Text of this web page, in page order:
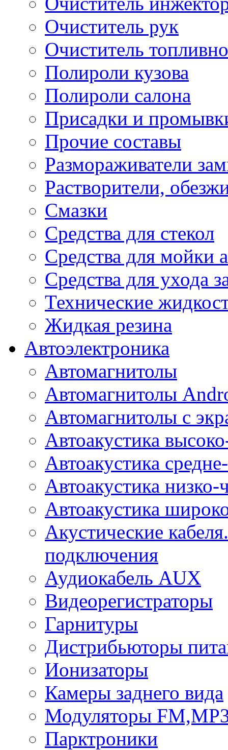
Очиститель рук
Очиститель
Полироли кузова
Полироли салона
Присадки и
Прочие составы
Размораживатели
Растворители,
Смазки
Средства для стекол
Средства для мойки
Средства для ухода
Технические
Жидкая резина
Автоэлектроника
Автомагнитолы
Автомагнитолы
Автомагнитолы с
Автоакустика
Автоакустика
Автоакустика низко-
Автоакустика
Акустические
подключения
Аудиокабель AUX
Видеорегистраторы
Гарнитуры
Дистрибьюторы
Ионизаторы
Камеры заднего вида
Модуляторы
Парктроники